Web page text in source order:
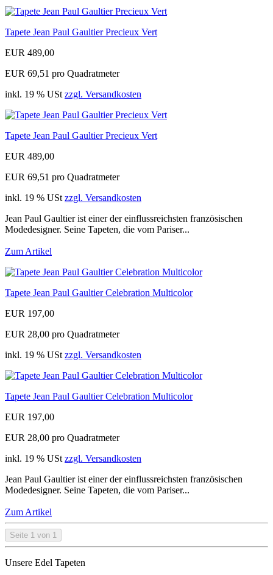
Tapete Jean Paul Gaultier Precieux Vert
EUR 489,00
EUR 69,51 pro Quadratmeter
inkl. 19 % USt zzgl. Versandkosten
Tapete Jean Paul Gaultier Precieux Vert
EUR 489,00
EUR 69,51 pro Quadratmeter
inkl. 19 % USt zzgl. Versandkosten
Jean Paul Gaultier ist einer der einflussreichsten französischen
Modedesigner. Seine Tapeten, die vom Pariser...
Zum Artikel
Tapete Jean Paul Gaultier Celebration Multicolor
EUR 197,00
EUR 28,00 pro Quadratmeter
inkl. 19 % USt zzgl. Versandkosten
Tapete Jean Paul Gaultier Celebration Multicolor
EUR 197,00
EUR 28,00 pro Quadratmeter
inkl. 19 % USt zzgl. Versandkosten
Jean Paul Gaultier ist einer der einflussreichsten französischen
Modedesigner. Seine Tapeten, die vom Pariser...
Zum Artikel
Seite 1 von 1
Unsere Edel Tapeten